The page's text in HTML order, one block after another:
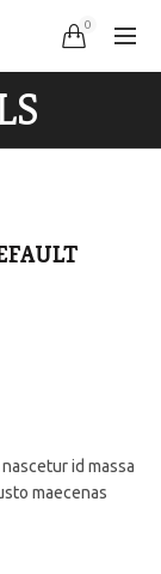
0
id massa
maecenas